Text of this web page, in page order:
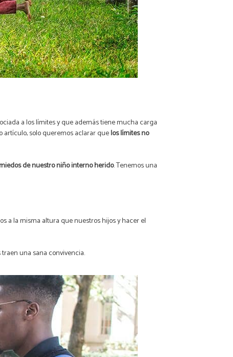
a los límites y que además tiene mucha carga
artículo, solo queremos aclarar quelos límites no
de nuestro niño interno herido. Tenemos una
a la misma altura que nuestros hijos y hacer el
una sana convivencia.